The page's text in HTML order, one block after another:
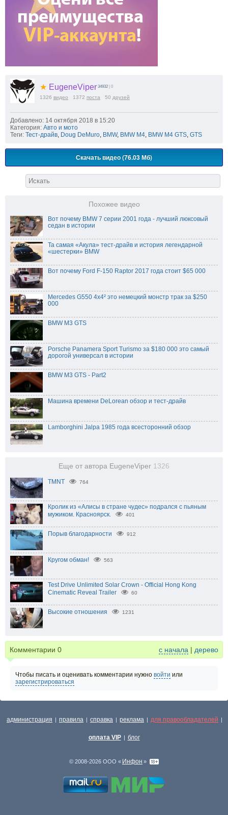
★ EugeneViper 34932 | 0
1326 видео 1372 поста 50 друзей
Добавлено: 14 октября 2018 в 15:20
Категория: Авто и мото
Теги: Тест-драйв, Doug DeMuro, BMW, BMW M4, BMW M4 GTS, GTS
Скачать видео (76.03 Мб)
Похожее видео
Вот почему BMW 7 серии 2001 года - лучший люксовый
седан в истории
Та самая «Акула» тест-драйв и история легендарной
«шестерки» BMW
Вот почему Ford F-150 Raptor 2017 года стоит $65 000
Mercedes G550 4x4² это немецкий монстр трак за $250
000
BMW M3 GTS
Porsche Panamera Sport Turismo за $180 000 это самый
дорогой универсал в истории
BMW M3 GTS - Part2
Машина времени DeLorean обзор и тест-драйв
Lamborghini Jalpa 1985 года всесторонний обзор
Еще от автора EugeneViper 1326
TMNT 764
Кролик из «Алисы в стране чудес» подрался с пьяным
мужиком. Красноярск.
401
Порыв благодарности 912
Кругом обман! 563
Test Drive Unlimited Solar Crown - Official Hong Kong
Cinematic Reveal Trailer
60
Высокие отношения 1231
Комментарии 0 с начала | дерево
Чтобы писать и оценивать комментарии нужно войти или
зарегистрироваться
администрация | правила | справка | реклама | для правообладателей |
оплата VIP | блог
© 2008-2026 ООО « Инфон »